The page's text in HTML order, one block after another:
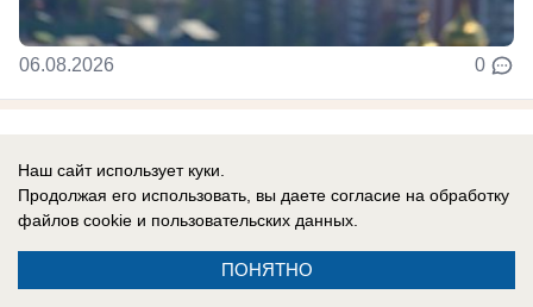
06.08.2026 0
Новости СМИ2
Наш сайт использует куки.
Продолжая его использовать, вы даете согласие на обработку
файлов cookie и пользовательских данных.
ПОНЯТНО